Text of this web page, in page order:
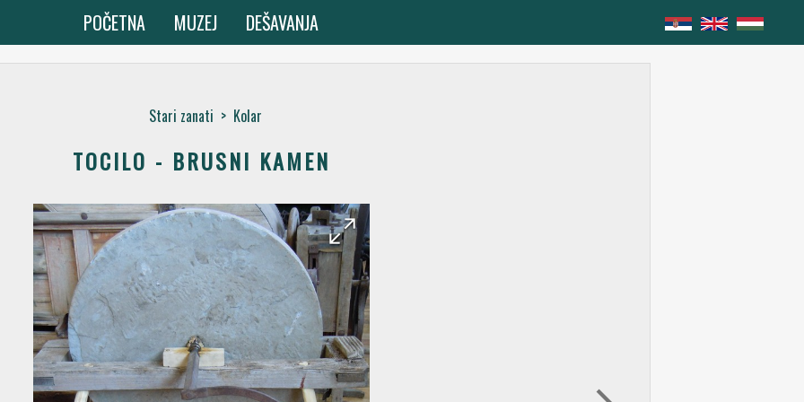
POČETNA MUZEJ DEŠAVANJA
Stari zanati > Kolar
TOCILO - BRUSNI KAMEN
arrow_back
arrow_forward